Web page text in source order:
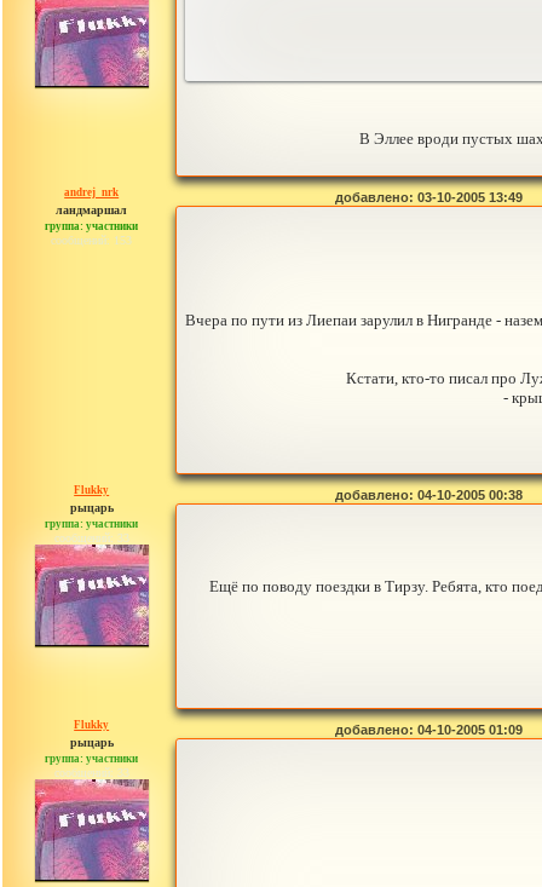
В Эллее вроди пустых
andrej_nrk
ландмаршал
группа: участники
сообщений: 153
добавлено: 03-10-2005 13:49
Вчера по пути из Лиепаи зарулил в Нигранде -
Кстати, кто-то писал про
-
Flukky
рыцарь
группа: участники
сообщений: 33
добавлено: 04-10-2005 00:38
Ещё по поводу поездки в Тирзу. Ребята, кто
Flukky
рыцарь
группа: участники
сообщений: 33
добавлено: 04-10-2005 01:09